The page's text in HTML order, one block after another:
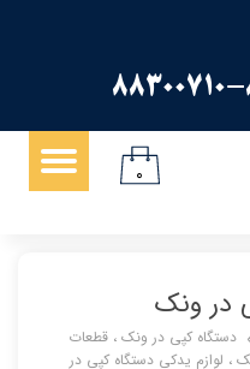
۰
در ونک
دستگاه کپی در ونک ، قطعات
، لوازم یدکی دستگاه کپی در